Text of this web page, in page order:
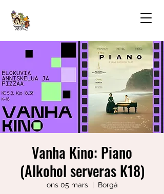
Vanha Kino: Piano
(Alkohol serveras K18)
ons 05 mars
  |
Borgå